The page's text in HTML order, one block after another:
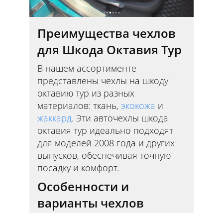
Преимущества чехлов
для Шкода Октавия Тур
В нашем ассортименте
представлены чехлы на шкоду
октавию тур из разных
материалов: ткань, экокожа и
жаккард. Эти авточехлы шкода
октавия тур идеально подходят
для моделей 2008 года и других
выпусков, обеспечивая точную
посадку и комфорт.
Особенности и
варианты чехлов